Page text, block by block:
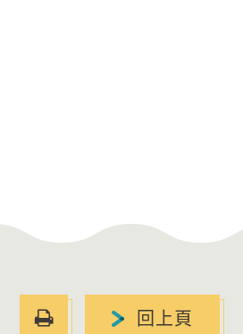
友
回上頁